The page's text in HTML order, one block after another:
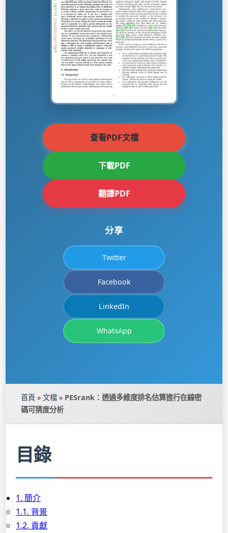
查看PDF文檔
下載PDF
翻譯PDF
分享
Twitter
Facebook
LinkedIn
WhatsApp
首頁 » 文檔 » PESrank：透過多維度排名估算進行在線密
碼可猜度分析
目錄
1. 簡介
1.1. 背景
1.2. 貢獻